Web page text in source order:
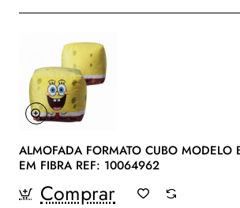
ALMOFADA FORMATO CUBO MODELO
EM FIBRA REF: 10064962
Comprar